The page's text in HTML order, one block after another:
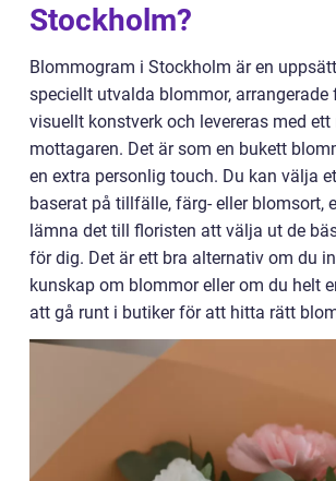
Stockholm?
Blommogram i Stockholm är en
speciellt utvalda blommor,
visuellt konstverk och levereras med
mottagaren. Det är som en bukett
en extra personlig touch. Du kan välja
baserat på tillfälle, färg- eller blomsort,
lämna det till floristen att välja ut de
för dig. Det är ett bra alternativ om du
kunskap om blommor eller om du helt
att gå runt i butiker för att hitta rätt